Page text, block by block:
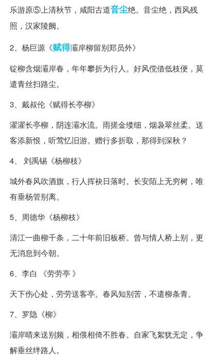
乐游原⑤上清秋节，咸阳古道音尘绝。音尘绝，西风残
照，汉家陵阙。
2、杨巨源《赋得灞岸柳留别郑员外》
锭柳含烟灞岸春，年年攀折为行人。好风傥借低枝便，莫
遣青丝扫路尘。
3、戴叔伦《赋得长亭柳》
濯濯长亭柳，阴连灞水流。雨搓金缕细，烟袅翠丝柔。送
客添新恨，听莺忆旧游。赠行多折取，那得到深秋？
4、 刘禹锡《杨柳枝》
城外春风吹酒旗，行人挥袂日落时。长安陌上无穷树，唯
有垂杨管别离。
5、周德华《杨柳枝》
清江一曲柳千条，二十年前旧板桥。曾与情人桥上别，更
无消息到今朝。
6、李白 《劳劳亭 》
天下伤心处，劳劳送客亭。春风知别苦，不遣柳条青。
7、罗隐《柳》
灞岸晴来送别频，相偎相倚不胜春。自家飞絮犹无定，争
解垂丝绊路人。